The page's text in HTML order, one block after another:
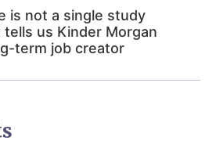
is not a single study
us Kinder Morgan
term job creator